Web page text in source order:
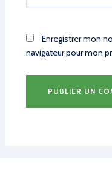
Enregistrer mon
navigateur pour mon